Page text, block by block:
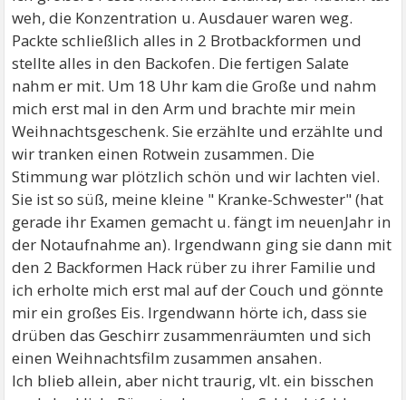
weh, die Konzentration u. Ausdauer waren weg.
Packte schließlich alles in 2 Brotbackformen und
stellte alles in den Backofen. Die fertigen Salate
nahm er mit. Um 18 Uhr kam die Große und nahm
mich erst mal in den Arm und brachte mir mein
Weihnachtsgeschenk. Sie erzählte und erzählte und
wir tranken einen Rotwein zusammen. Die
Stimmung war plötzlich schön und wir lachten viel.
Sie ist so süß, meine kleine " Kranke-Schwester" (hat
gerade ihr Examen gemacht u. fängt im neuenJahr in
der Notaufnahme an). Irgendwann ging sie dann mit
den 2 Backformen Hack rüber zu ihrer Familie und
ich erholte mich erst mal auf der Couch und gönnte
mir ein großes Eis. Irgendwann hörte ich, dass sie
drüben das Geschirr zusammenräumten und sich
einen Weihnachtsfilm zusammen ansahen.
Ich blieb allein, aber nicht traurig, vlt. ein bisschen